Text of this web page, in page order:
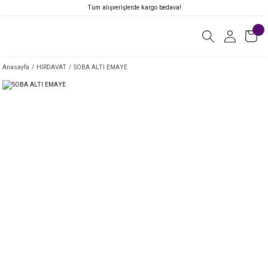
Tüm alışverişlerde kargo bedava!
Anasayfa HIRDAVAT SOBA ALTI EMAYE